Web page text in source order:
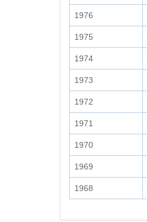
1976
1975
1974
1973
1972
1971
1970
1969
1968